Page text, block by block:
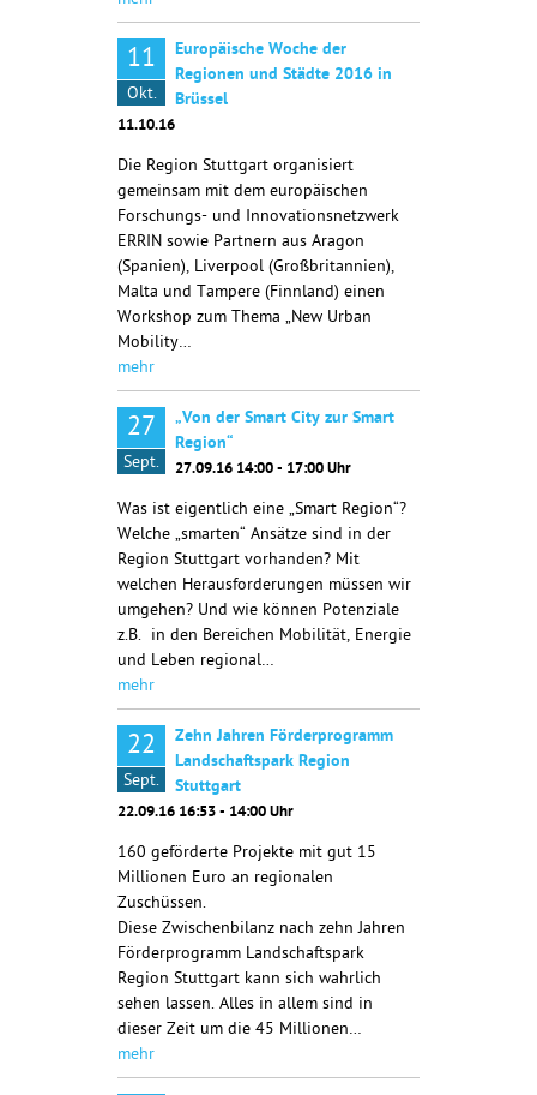
11
Okt.
Europäische Woche der
Regionen und Städte 2016 in
Brüssel
11.10.16
Die Region Stuttgart organisiert
gemeinsam mit dem europäischen
Forschungs- und Innovationsnetzwerk
ERRIN sowie Partnern aus Aragon
(Spanien), Liverpool (Großbritannien),
Malta und Tampere (Finnland) einen
Workshop zum Thema „New Urban
Mobility…
mehr
27
Sept.
„Von der Smart City zur Smart
Region“
27.09.16 14:00 - 17:00 Uhr
Was ist eigentlich eine „Smart Region“?
Welche „smarten“ Ansätze sind in der
Region Stuttgart vorhanden? Mit
welchen Herausforderungen müssen wir
umgehen? Und wie können Potenziale
z.B. in den Bereichen Mobilität, Energie
und Leben regional…
mehr
22
Sept.
Zehn Jahren Förderprogramm
Landschaftspark Region
Stuttgart
22.09.16 16:53 - 14:00 Uhr
160 geförderte Projekte mit gut 15
Millionen Euro an regionalen
Zuschüssen.
Diese Zwischenbilanz nach zehn Jahren
Förderprogramm Landschaftspark
Region Stuttgart kann sich wahrlich
sehen lassen. Alles in allem sind in
dieser Zeit um die 45 Millionen…
mehr